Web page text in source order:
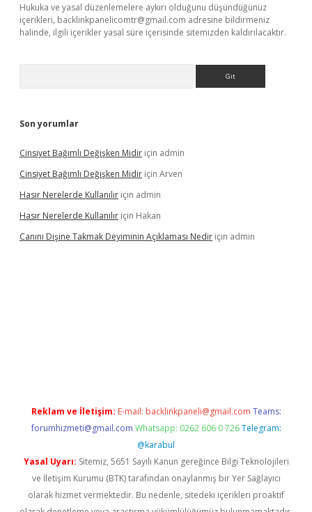
Hukuka ve yasal düzenlemelere aykırı olduğunu düşündüğünüz
içerikleri, backlinkpanelicomtr@gmail.com adresine bildirmeniz
halinde, ilgili içerikler yasal süre içerisinde sitemizden kaldırılacaktır.
Son yorumlar
Cinsiyet Bağımlı Değişken Midir için admin
Cinsiyet Bağımlı Değişken Midir için Arven
Hasır Nerelerde Kullanılır için admin
Hasır Nerelerde Kullanılır için Hakan
Canını Dişine Takmak Deyiminin Açıklaması Nedir için admin
Reklam ve İletişim: E-mail: backlinkpaneli@gmail.com Teams:
forumhizmeti@gmail.com Whatsapp: 0262 606 0 726 Telegram:
@karabul
Yasal Uyarı: Sitemiz, 5651 Sayılı Kanun gereğince Bilgi Teknolojileri
ve İletişim Kurumu (BTK) tarafından onaylanmış bir Yer Sağlayıcı
olarak hizmet vermektedir. Bu nedenle, sitedeki içerikleri proaktif